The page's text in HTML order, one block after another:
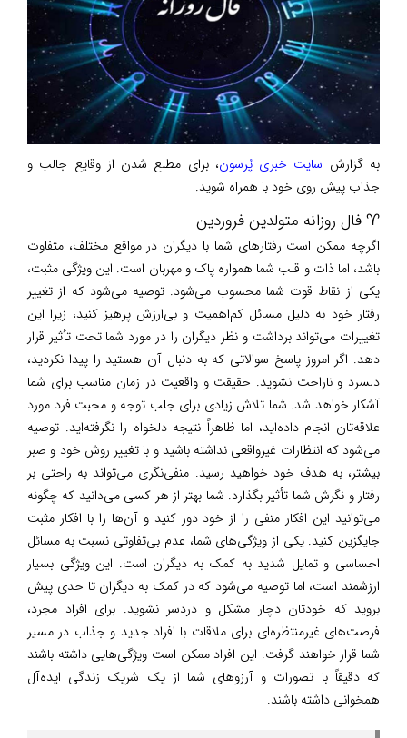
به گزارش سایت خبری پُرسون، برای مطلع شدن از وقایع جالب و
جذاب پیش روی خود با همراه شوید.
♈ فال روزانه متولدین فروردین
اگرچه ممکن است رفتارهای شما با دیگران در مواقع مختلف، متفاوت
باشد، اما ذات و قلب شما همواره پاک و مهربان است. این ویژگی مثبت،
یکی از نقاط قوت شما محسوب می‌شود. توصیه می‌شود که از تغییر
رفتار خود به دلیل مسائل کم‌اهمیت و بی‌ارزش پرهیز کنید، زیرا این
تغییرات می‌تواند برداشت و نظر دیگران را در مورد شما تحت تأثیر قرار
دهد. اگر امروز پاسخ سوالاتی که به دنبال آن هستید را پیدا نکردید،
دلسرد و ناراحت نشوید. حقیقت و واقعیت در زمان مناسب برای شما
آشکار خواهد شد. شما تلاش زیادی برای جلب توجه و محبت فرد مورد
علاقه‌تان انجام داده‌اید، اما ظاهراً نتیجه دلخواه را نگرفته‌اید. توصیه
می‌شود که انتظارات غیرواقعی نداشته باشید و با تغییر روش خود و صبر
بیشتر، به هدف خود خواهید رسید. منفی‌نگری می‌تواند به راحتی بر
رفتار و نگرش شما تأثیر بگذارد. شما بهتر از هر کسی می‌دانید که چگونه
می‌توانید این افکار منفی را از خود دور کنید و آن‌ها را با افکار مثبت
جایگزین کنید. یکی از ویژگی‌های شما، عدم بی‌تفاوتی نسبت به مسائل
احساسی و تمایل شدید به کمک به دیگران است. این ویژگی بسیار
ارزشمند است، اما توصیه می‌شود که در کمک به دیگران تا حدی پیش
بروید که خودتان دچار مشکل و دردسر نشوید. برای افراد مجرد،
فرصت‌های غیرمنتظره‌ای برای ملاقات با افراد جدید و جذاب در مسیر
شما قرار خواهند گرفت. این افراد ممکن است ویژگی‌هایی داشته باشند
که دقیقاً با تصورات و آرزوهای شما از یک شریک زندگی ایده‌آل
همخوانی داشته باشند.